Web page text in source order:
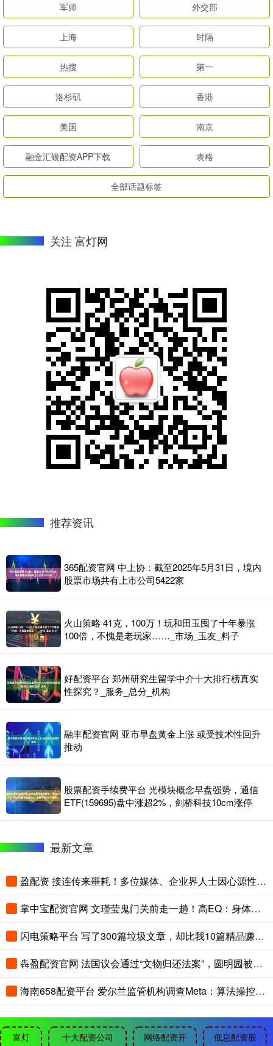
军师 外交部
上海 时隔
热搜 第一
洛杉矶 香港
美国 南京
融金汇银配资APP下载 表格
全部话题标签
关注 富灯网
推荐资讯
365配资官网 中上协：截至2025年5月31日，境内
股票市场共有上市公司5422家
火山策略 41克，100万！玩和田玉囤了十年暴涨
100倍，不愧是老玩家……_市场_玉友_料子
好配资平台 郑州研究生留学中介十大排行榜真实
性探究？_服务_总分_机构
融丰配资官网 亚市早盘黄金上涨 或受技术性回升
推动
股票配资手续费平台 光模块概念早盘强势，通信
ETF(159695)盘中涨超2%，剑桥科技10cm涨停
最新文章
盈配资 接连传来噩耗！多位媒体、企业界人士因心源性疾病离世
掌中宝配资官网 文瑾莹鬼门关前走一趟！高EQ：身体变大，心也宽了 9年前险截肢
闪电策略平台 写了300篇垃圾文章，却比我10篇精品赚得多：内容平台的残酷真相
犇盈配资官网 法国议会通过“文物归还法案”，圆明园被抢文物能回家吗？专家：还有很长的路要走
海南658配资平台 爱尔兰监管机构调查Meta：算法操控涉嫌违反欧盟数字服务法
富灯
十大配资公司
网络配资开
低息配资股